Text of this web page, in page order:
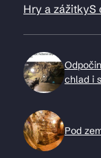
Hry a zážitkyS
chlad i
Pod